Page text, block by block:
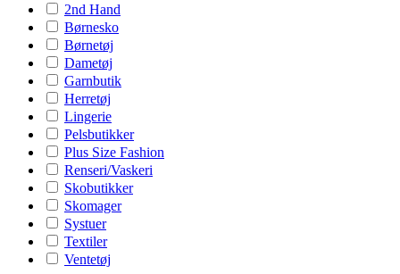
2nd Hand
Børnesko
Børnetøj
Dametøj
Garnbutik
Herretøj
Lingerie
Pelsbutikker
Plus Size Fashion
Renseri/Vaskeri
Skobutikker
Skomager
Systuer
Textiler
Ventetøj